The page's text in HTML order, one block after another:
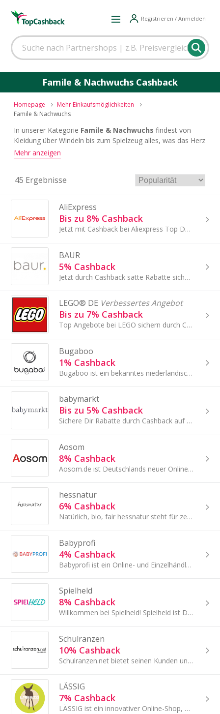
Registrieren / Anmelden
Famile & Nachwuchs Cashback
Homepage
Mehr Einkaufsmöglichkeiten
Famile & Nachwuchs
In unserer Kategorie Famile & Nachwuchs findest von
Kleidung über Windeln bis zum Spielzeug alles, was das Herz
begehrt–und dabei kannst Du sichergehen, immer durch
Mehr anzeigen
45 Ergebnisse
AliExpress
Bis zu 8% Cashback
Jetzt mit Cashback bei Aliexpress Top Deals sichern!
BAUR
5% Cashback
Jetzt durch Cashback satte Rabatte sichern bei Baur!
LEGO® DE Verbessertes Angebot
Bis zu 7% Cashback
Top Angebote bei LEGO sichern durch Cashback!
Bugaboo
1% Cashback
Bugaboo ist ein bekanntes niederländisches Designunternehmen, das qualitativ hochwertige Produkte für Eltern, Babys und Kleinkinder herstellt.
babymarkt
Bis zu 5% Cashback
Sichere Dir Rabatte durch Cashback auf Babyprodukte bei babymarkt!
Aosom
8% Cashback
Aosom.de ist Deutschlands neuer Online-Shop für Alles rund um Haus, Garten, Familie und Haustier.
hessnatur
6% Cashback
Natürlich, bio, fair hessnatur steht für zeitlose Mode und Heim-Textilien aus Naturmaterialien, ökologisch und fair produziert.
Babyprofi
4% Cashback
Babyprofi ist ein Online- und Einzelhändler von Babyartikeln.
Spielheld
8% Cashback
Willkommen bei Spielheld! Spielheld ist Dein Online-Shop für ausgesuchte Kinderspiele und Spielzeug mit dem besonderen Mehrwert.
Schulranzen
10% Cashback
Schulranzen.net bietet seinen Kunden und deren Kindern eine große Auswahl an Schulranzen, Schultaschen und Schulrucksäcken
LÄSSIG
7% Cashback
LÄSSIG ist ein innovativer Online-Shop, der nachhaltige und funktionale Produkte für Familien anbietet. Das Sortiment reicht von stilvollen Wickelt...